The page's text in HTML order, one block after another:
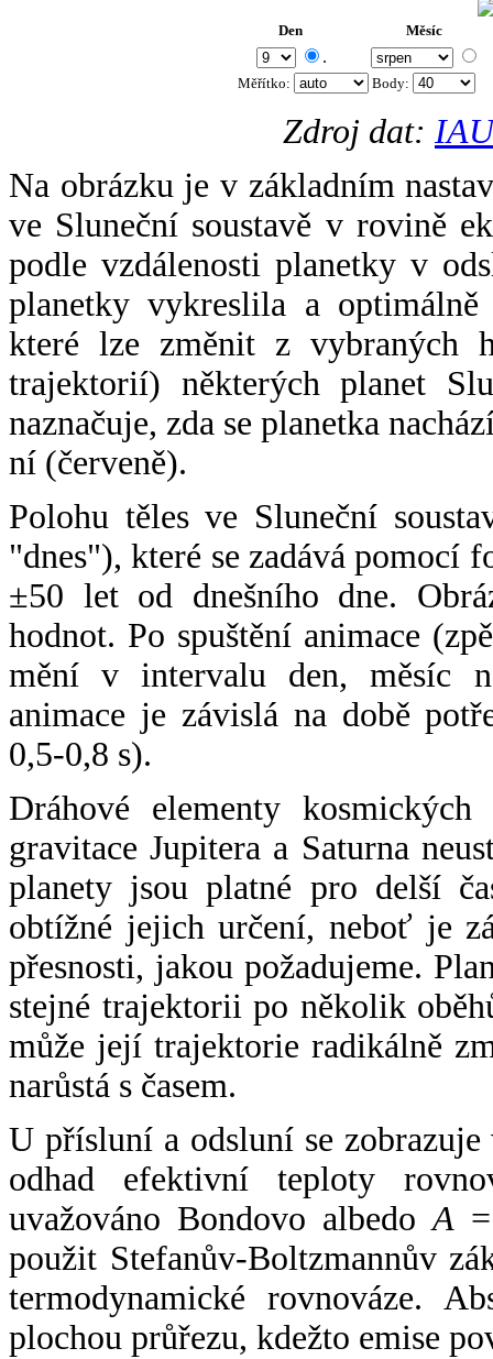
Den Měsíc
.
Měřítko: Body:
Zdroj dat:
Na obrázku je v základním
ve Sluneční soustavě v rovině
podle vzdálenosti planetky v
planetky vykreslila a
které lze změnit z vybraných
trajektorií) některých planet
naznačuje, zda se planetka
ní (červeně).
Polohu těles ve Sluneční
"dnes"), které se zadává pomocí
±50 let od dnešního dne.
hodnot. Po spuštění animace
mění v intervalu den, měsíc
animace je závislá na době
0,5-0,8 s).
Dráhové elementy
gravitace Jupitera a Saturna
planety jsou platné pro delší
obtížné jejich určení, neboť je
přesnosti, jakou požadujeme.
stejné trajektorii po několik
může její trajektorie radikálně
narůstá s časem.
U přísluní a odsluní se
odhad efektivní teploty
uvažováno Bondovo albedoA
použit Stefanův-Boltzmannův
termodynamické rovnováze.
plochou průřezu, kdežto emise